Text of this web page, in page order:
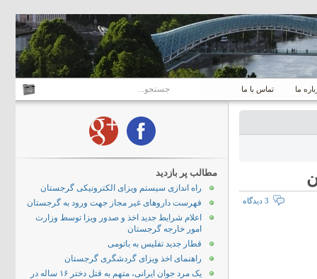
ما تماس با ما
3 دیدگاه
مطالب پر بازدید
راه اندازی سیستم ویزای الکترونیکی گرجستان
فهرست داروهای غیر مجاز جهت ورود به گرجستان
اعلام شرایط جدید اخذ و صدور ویزا توسط وزارت
امور خارجه گرجستان
قطار جدید تفلیس به باتومی
راهنمای اخذ ویزای گردشگری گرجستان
یک مرد جوان ایرانی، متهم به قتل دختر ۱۶ ساله در